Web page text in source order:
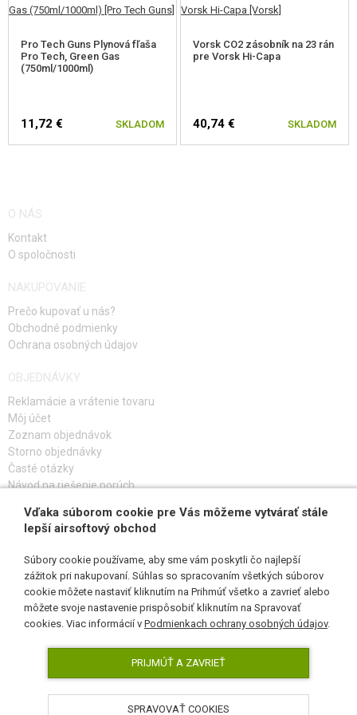
Pro Tech Guns Plynová fľaša
Pro Tech, Green Gas
(750ml/1000ml)
11,72 € SKLADOM
Vorsk CO2 zásobník na 23 rán
pre Vorsk Hi-Capa
40,74 € SKLADOM
O NÁS
Kontakt
O spoločnosti
NAKUPOVANIE
Prečo kupovať u nás?
Obchodné podmienky
Ochrana osobných údajov
OBJEDNÁVKY
Reklamácie a vrátenie tovaru
Môj účet
Zoznam objednávok
Storno objednávky
Časté otázky
Návod na riešenie porúch
PRIHLÁS SA K ODBERU
SLEDUJ NÁS
Vďaka súborom cookie pre Vás môžeme vytvárať stále
lepší airsoftový obchod
Súbory cookie používame, aby sme vám poskytli čo najlepší
zážitok pri nakupovaní. Súhlas so spracovaním všetkých súborov
cookie môžete nastaviť kliknutím na Prihmúť všetko a zavrieť alebo
môžete svoje nastavenie prispôsobiť kliknutím na Spravovať
cookies. Viac informácií v Podmienkach ochrany osobných údajov.
PRIJMÚŤ A ZAVRIEŤ
SPRAVOVAŤ COOKIES